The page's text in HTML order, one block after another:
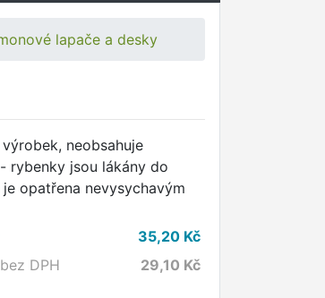
lapače a desky
neobsahuje
rybenky jsou lákány do
opatřena nevysychavým
35,20Kč
DPH
29,10 Kč